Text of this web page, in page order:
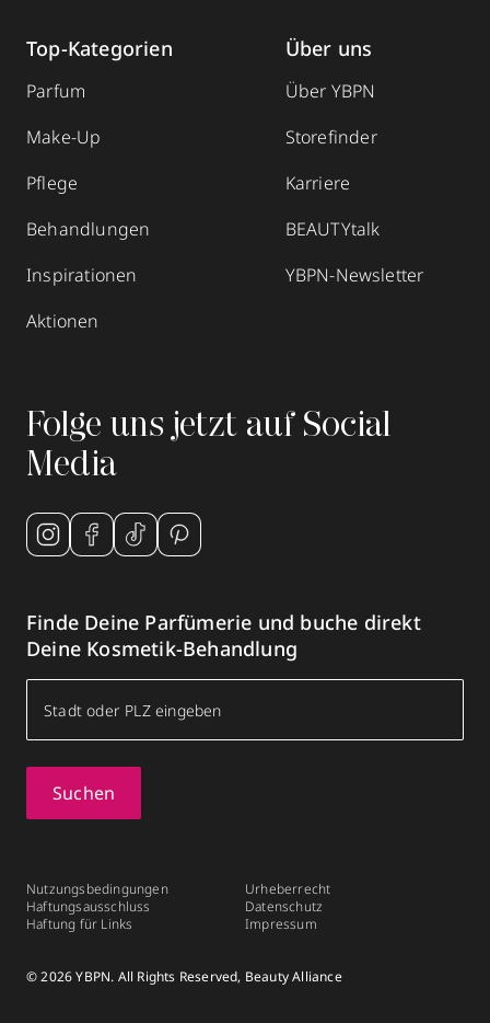
Top-Kategorien
Parfum
Make-Up
Pflege
Behandlungen
Inspirationen
Aktionen
Über uns
Über YBPN
Storefinder
Karriere
BEAUTYtalk
YBPN-Newsletter
Folge uns jetzt auf Social
Media
Finde Deine Parfümerie und buche direkt
Deine Kosmetik-Behandlung
Suchen
Nutzungsbedingungen
Haftungsausschluss
Haftung für Links
Urheberrecht
Datenschutz
Impressum
© 2026 YBPN. All Rights Reserved, Beauty Alliance